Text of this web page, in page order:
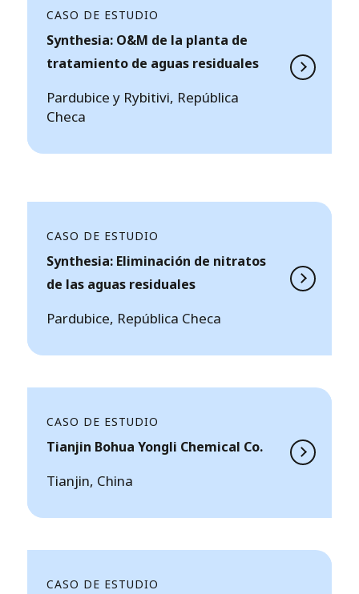
CASO DE ESTUDIO
Synthesia: O&M de la planta de
tratamiento de aguas residuales
Pardubice y Rybitivi, República
Checa
CASO DE ESTUDIO
Synthesia: Eliminación de nitratos
de las aguas residuales
Pardubice, República Checa
CASO DE ESTUDIO
Tianjin Bohua Yongli Chemical Co.
Tianjin, China
CASO DE ESTUDIO